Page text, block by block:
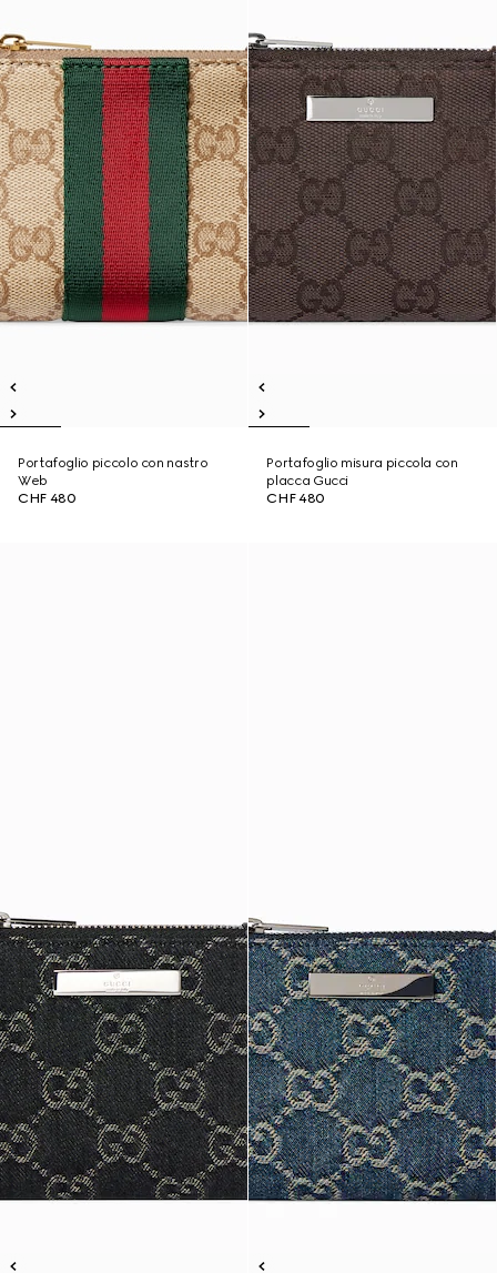
Portafoglio piccolo con nastro
Web
CHF 480
Portafoglio misura piccola con
placca Gucci
CHF 480